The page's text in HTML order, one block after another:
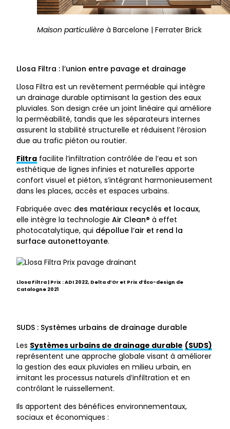
Maison particulière à Barcelone | Ferrater Brick
Llosa Filtra : l’union entre pavage et drainage
Llosa Filtra est un revêtement perméable qui intègre
un drainage durable optimisant la gestion des eaux
pluviales. Son design crée un joint linéaire qui améliore
la perméabilité, tandis que les séparateurs internes
assurent la stabilité structurelle et réduisent l’érosion
due au trafic piéton ou routier.
Filtra facilite l’infiltration contrôlée de l’eau et son
esthétique de lignes infinies et naturelles apporte
confort visuel et piéton, s’intégrant harmonieusement
dans les places, accès et espaces urbains.
Fabriquée avec des matériaux recyclés et locaux,
elle intègre la technologie Air Clean® à effet
photocatalytique, qui dépollue l’air et rend la
surface autonettoyante.
Llosa Filtra | Prix : ADI 2022, Delta d’Or et Prix d’Éco-design de
Catalogne 2021
SUDS : Systèmes urbains de drainage durable
Les Systèmes urbains de drainage durable (SUDS)
représentent une approche globale visant à améliorer
la gestion des eaux pluviales en milieu urbain, en
imitant les processus naturels d’infiltration et en
contrôlant le ruissellement.
Ils apportent des bénéfices environnementaux,
sociaux et économiques :